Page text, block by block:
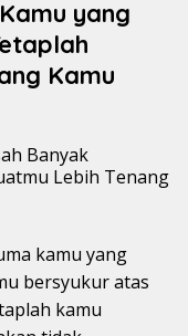
yang
Kamu
kamu yang
bersyukur atas
kamu